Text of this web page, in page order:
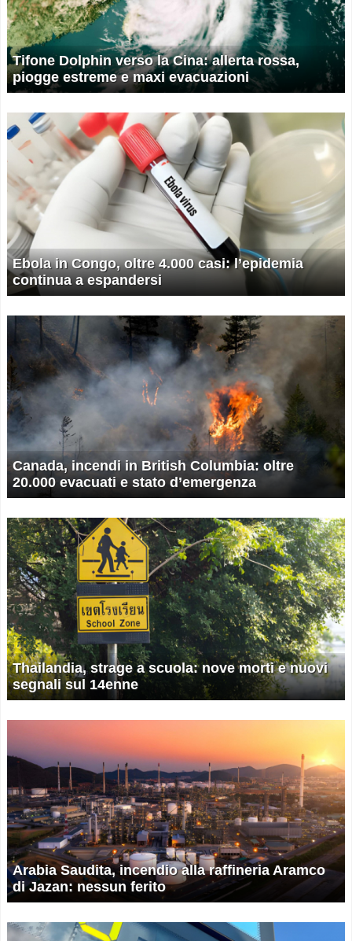
Tifone Dolphin verso la Cina: allerta rossa,
piogge estreme e maxi evacuazioni
Ebola in Congo, oltre 4.000 casi: l’epidemia
continua a espandersi
Canada, incendi in British Columbia: oltre
20.000 evacuati e stato d’emergenza
Thailandia, strage a scuola: nove morti e nuovi
segnali sul 14enne
Arabia Saudita, incendio alla raffineria Aramco
di Jazan: nessun ferito